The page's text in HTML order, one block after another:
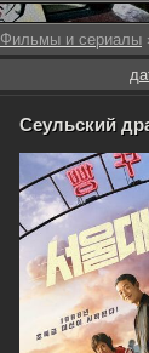
Фильмы и сериалы
Сеульский